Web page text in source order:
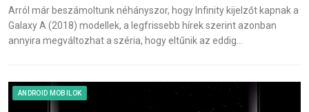
Arról már beszámoltunk néhányszor, hogy Infinity kijelzőt kapnak a
Galaxy A (2018) modellek, a legfrissebb hírek szerint azonban
annyira megváltozhat a széria, hogy eltűnik az eddig…
ANDROID MOBILOK